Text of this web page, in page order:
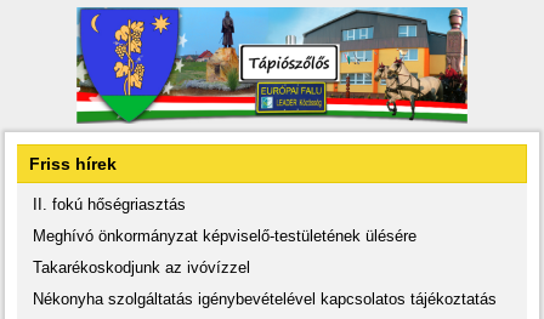
Friss hírek
II. fokú hőségriasztás
Meghívó önkormányzat képviselő-testületének ülésére
Takarékoskodjunk az ivóvízzel
Nékonyha szolgáltatás igénybevételével kapcsolatos tájékoztatás